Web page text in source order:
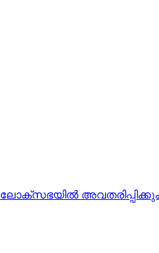
ലോക്സഭയില്‍ അവതരിപ്പിക്കും